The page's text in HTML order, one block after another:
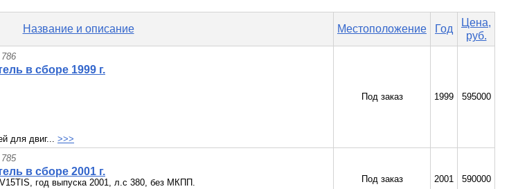
Название и описание Местоположение Год
Цена,
руб.
в сборе 1999 г.
для двиг... >>>
Под заказ 1999 595000
в сборе 2001 г.
год выпуска 2001, л.с 380, без МКПП.
Под заказ 2001 590000